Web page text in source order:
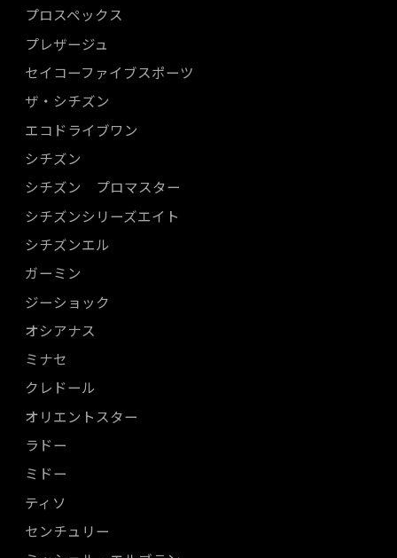
プロスペックス
プレザージュ
セイコーファイブスポーツ
ザ・シチズン
エコドライブワン
シチズン
シチズン プロマスター
シチズンシリーズエイト
シチズンエル
ガーミン
ジーショック
オシアナス
ミナセ
クレドール
オリエントスター
ラドー
ミドー
ティソ
センチュリー